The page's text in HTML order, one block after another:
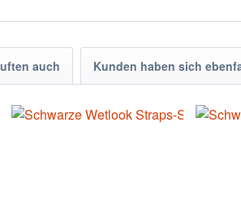
auch Kunden haben sich